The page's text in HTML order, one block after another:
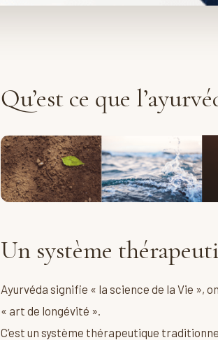
Qu’est ce que
Un système
Ayurvéda signifie « la science de la Vie »,
« art de longévité ».
C’est un système thérapeutique